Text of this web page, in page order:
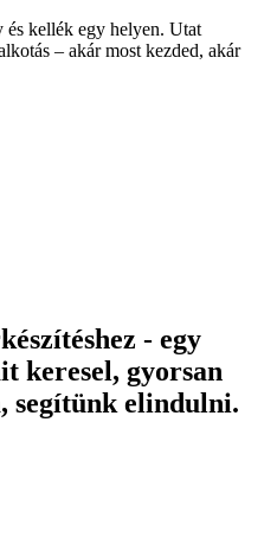
és kellék egy helyen. Utat
– akár most kezded, akár
- egy
keresel, gyorsan
segítünk elindulni.